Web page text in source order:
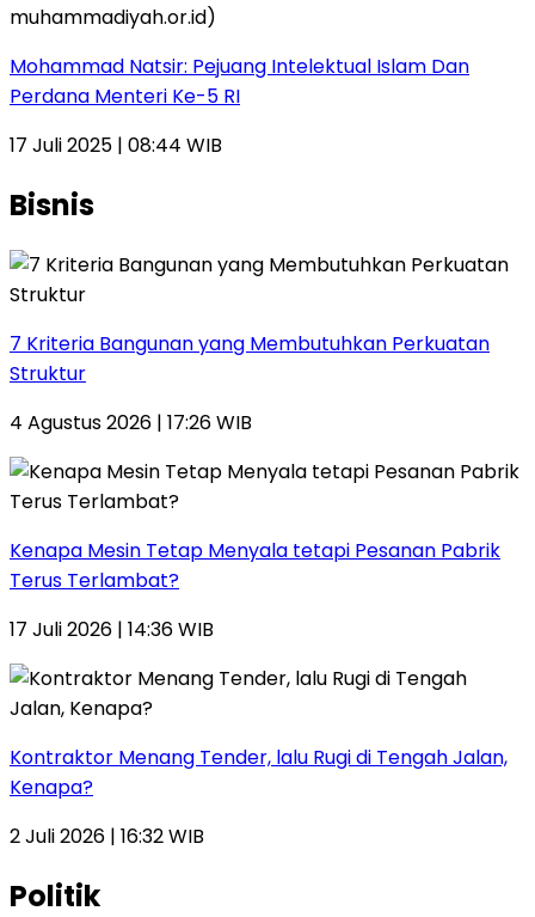
Mohammad Natsir: Pejuang Intelektual Islam Dan
Perdana Menteri Ke-5 RI
17 Juli 2025 | 08:44 WIB
Bisnis
7 Kriteria Bangunan yang Membutuhkan Perkuatan
Struktur
4 Agustus 2026 | 17:26 WIB
Kenapa Mesin Tetap Menyala tetapi Pesanan Pabrik
Terus Terlambat?
17 Juli 2026 | 14:36 WIB
Kontraktor Menang Tender, lalu Rugi di Tengah Jalan,
Kenapa?
2 Juli 2026 | 16:32 WIB
Politik